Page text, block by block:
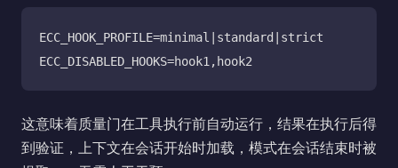
ECC_HOOK_PROFILE=minimal|standard|strict
这意味着质量门在工具执行前自动运行，结果在执行后得
到验证，上下文在会话开始时加载，模式在会话结束时被